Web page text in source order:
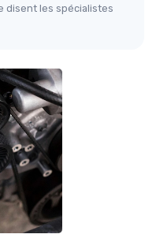
disent les spécialistes